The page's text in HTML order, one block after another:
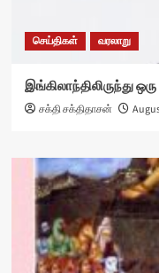
செய்திகள் வரலாறு
இங்கிலாந்திலிருந்து
சக்தி சக்திதாசன்